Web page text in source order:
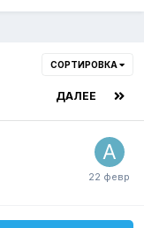
СОРТИРОВКА
ДАЛЕЕ